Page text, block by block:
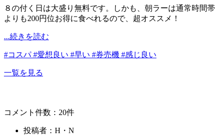
８の付く日は大盛り無料です。しかも、朝ラーは通常時間帯
よりも200円位お得に食べれるので、超オススメ！
...続きを読む
#コスパ#愛想良い #早い #券売機 #感じ良い
一覧を見る
コメント件数：20件
投稿者：H・N